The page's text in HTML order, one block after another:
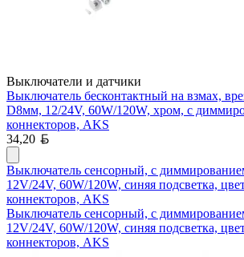
Выключатели и датчики
Выключатель бесконтактный на взмах,
D8мм, 12/24V, 60W/120W, хром, с
коннекторов, AKS
34,20
Выключатель сенсорный, с
12V/24V, 60W/120W, синяя подсветка,
коннекторов, AKS
Выключатель сенсорный, с
12V/24V, 60W/120W, синяя подсветка,
коннекторов, AKS